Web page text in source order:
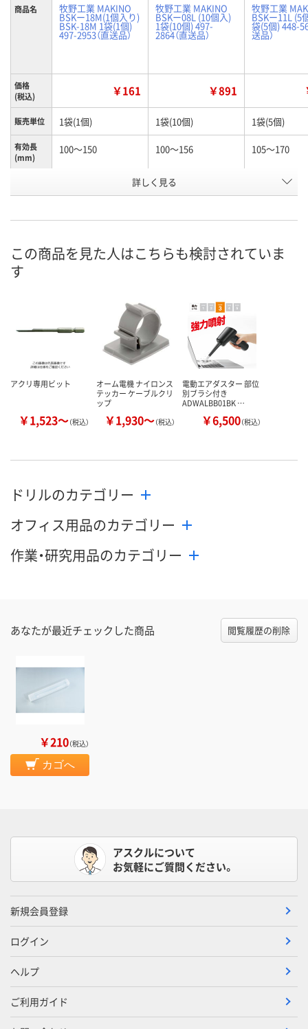
商品名 牧野工業 MAKINO
BSKー18M(1個入り)
BSK-18M 1袋(1個)
497-2953（直送品）
牧野工業 MAKINO
BSKー08L (10個入)
1袋(10個) 497-
2864（直送品）
牧野工業
BSKー11L (5
袋(5個) 448-
送品）
価格
(税込)
￥161 ￥891
販売単位 1袋(1個) 1袋(10個) 1袋(5個)
有効長
(mm)
100～150 100～156 105～170
N261156 K960603
カゴへ カゴへ
詳しく見る
この商品を見た人はこちらも検討されていま
す
アクリ専用ビット
￥1,523～（税込）
オーム電機 ナイロンス
テッカー ケーブルクリ
ップ
￥1,930～（税込）
電動エアダスター 部位
別ブラシ付き
ADWALBB01BK …
￥6,500（税込）
ドリルのカテゴリー
オフィス用品のカテゴリー
作業・研究用品のカテゴリー
あなたが最近チェックした商品 閲覧履歴の削除
￥210（税込）
カゴへ
アスクルについて
お気軽にご質問ください。
新規会員登録
ログイン
ヘルプ
ご利用ガイド